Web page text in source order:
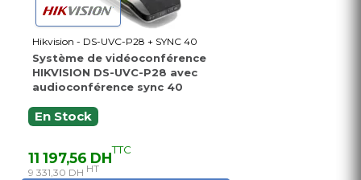
Hikvision - DS-UVC-P28 + SYNC 40
Système de vidéoconférence
HIKVISION DS-UVC-P28 avec
audioconférence sync 40
En Stock
11 197,56 DHTTC
9 331,30 DH HT